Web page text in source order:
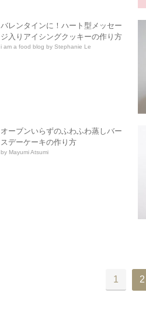
バレンタインに！ハート型メッセー
ジ入りアイシングクッキーの作り方
i am a food blog by Stephanie Le
オーブンいらずのふわふわ蒸しバー
スデーケーキの作り方
by Mayumi Atsumi
1 2